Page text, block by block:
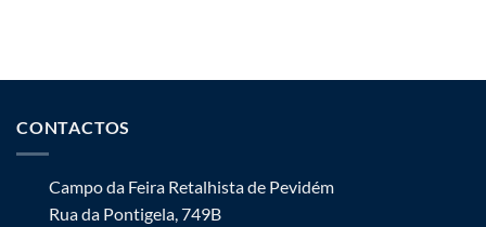
CONTACTOS
Campo da Feira Retalhista de Pevidém
Rua da Pontigela, 749B